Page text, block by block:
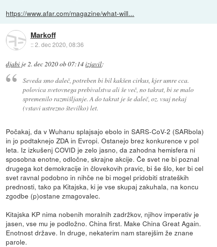
https://www.afar.com/magazine/what-will...
Markoff
::2. dec 2020, 08:36
djabi je2. dec 2020 ob 07:14izjavil:
Seveda smo daleč, potreben bi bil kakšen cirkus, kjer umre cca.
polovica svetovnega prebivalstva ali še več, no takrat, bi se malo
spremenilo razmišljanje. A do takrat je še daleč, oz. vsaj nekaj
(vstavi ustrezno številko) let.
Počakaj, da v Wuhanu splajsajo ebolo in SARS-CoV-2 (SARbola)
in jo podtaknejo ZDA in Evropi. Ostanejo brez konkurence v pol
leta. Iz izkušenj COVID je zelo jasno, da zahodna hemisfera ni
sposobna enotne, odločne, skrajne akcije. Če svet ne bi poznal
drugega kot demokracije in človekovih pravic, bi še šlo, ker bi cel
svet ravnal podobno in nihče ne bi mogel pridobiti strateških
prednosti, tako pa Kitajska, ki je vse skupaj zakuhala, na koncu
zgodbe (p)ostane zmagovalec.
Kitajska KP nima nobenih moralnih zadržkov, njihov imperativ je
jasen, vse mu je podložno. China first. Make China Great Again.
Enotnost države. In druge, nekaterim nam starejšim že znane
parole.